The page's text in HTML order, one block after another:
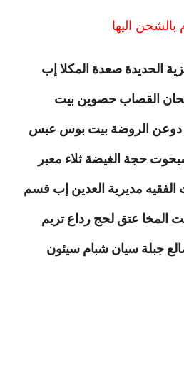
بالشحن اليها
الحديدة صعدة المكلا إب
القصاب حصوين بيت
دوعن الروضة بيت بوس عبس
حجة الغيضة ثلاء معبر
مديرية العدين إب قسم
المخا عتق لحج رداع تريم
جبلة سيان شبام سيئون